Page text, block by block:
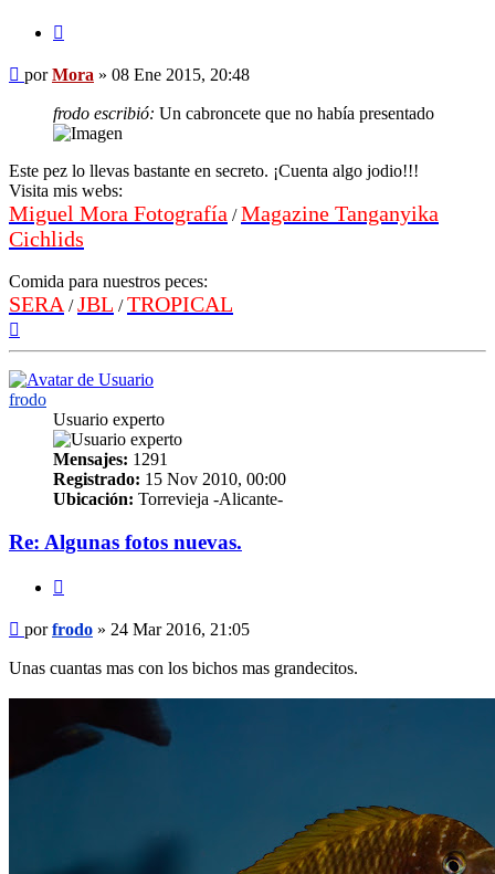
Mensaje
porMora » 08 Ene 2015, 20:48
frodo escribió: Un cabroncete que no había presentado
Este pez lo llevas bastante en secreto. ¡Cuenta algo jodio!!!
Visita mis webs:
Miguel Mora Fotografía /Magazine Tanganyika
Cichlids
Comida para nuestros peces:
SERA /JBL /TROPICAL
frodo
Usuario experto
Mensajes: 1291
Registrado: 15 Nov 2010, 00:00
Ubicación: Torrevieja -Alicante-
Re: Algunas fotos nuevas.
Mensaje
porfrodo » 24 Mar 2016, 21:05
Unas cuantas mas con los bichos mas grandecitos.